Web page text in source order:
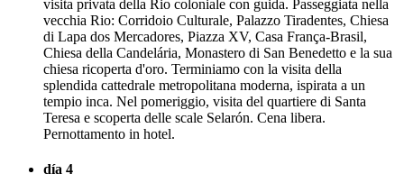
visita privata della Rio coloniale con guida. Passeggiata nella
vecchia Rio: Corridoio Culturale, Palazzo Tiradentes, Chiesa
di Lapa dos Mercadores, Piazza XV, Casa França-Brasil,
Chiesa della Candelária, Monastero di San Benedetto e la sua
chiesa ricoperta d'oro. Terminiamo con la visita della
splendida cattedrale metropolitana moderna, ispirata a un
tempio inca. Nel pomeriggio, visita del quartiere di Santa
Teresa e scoperta delle scale Selarón. Cena libera.
Pernottamento in hotel.
día 4